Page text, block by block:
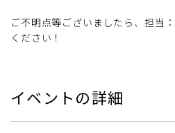
ご不明点等ございましたら、担当
ください！
イベントの詳細